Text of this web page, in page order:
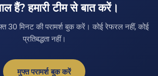
हैं? हमारी टीम से बात करें।
30 मिनट की परामर्श बुक करें। कोई रेफरल नहीं, कोई
प्रतिबद्धता नहीं।
मुफ्त परामर्श बुक करें